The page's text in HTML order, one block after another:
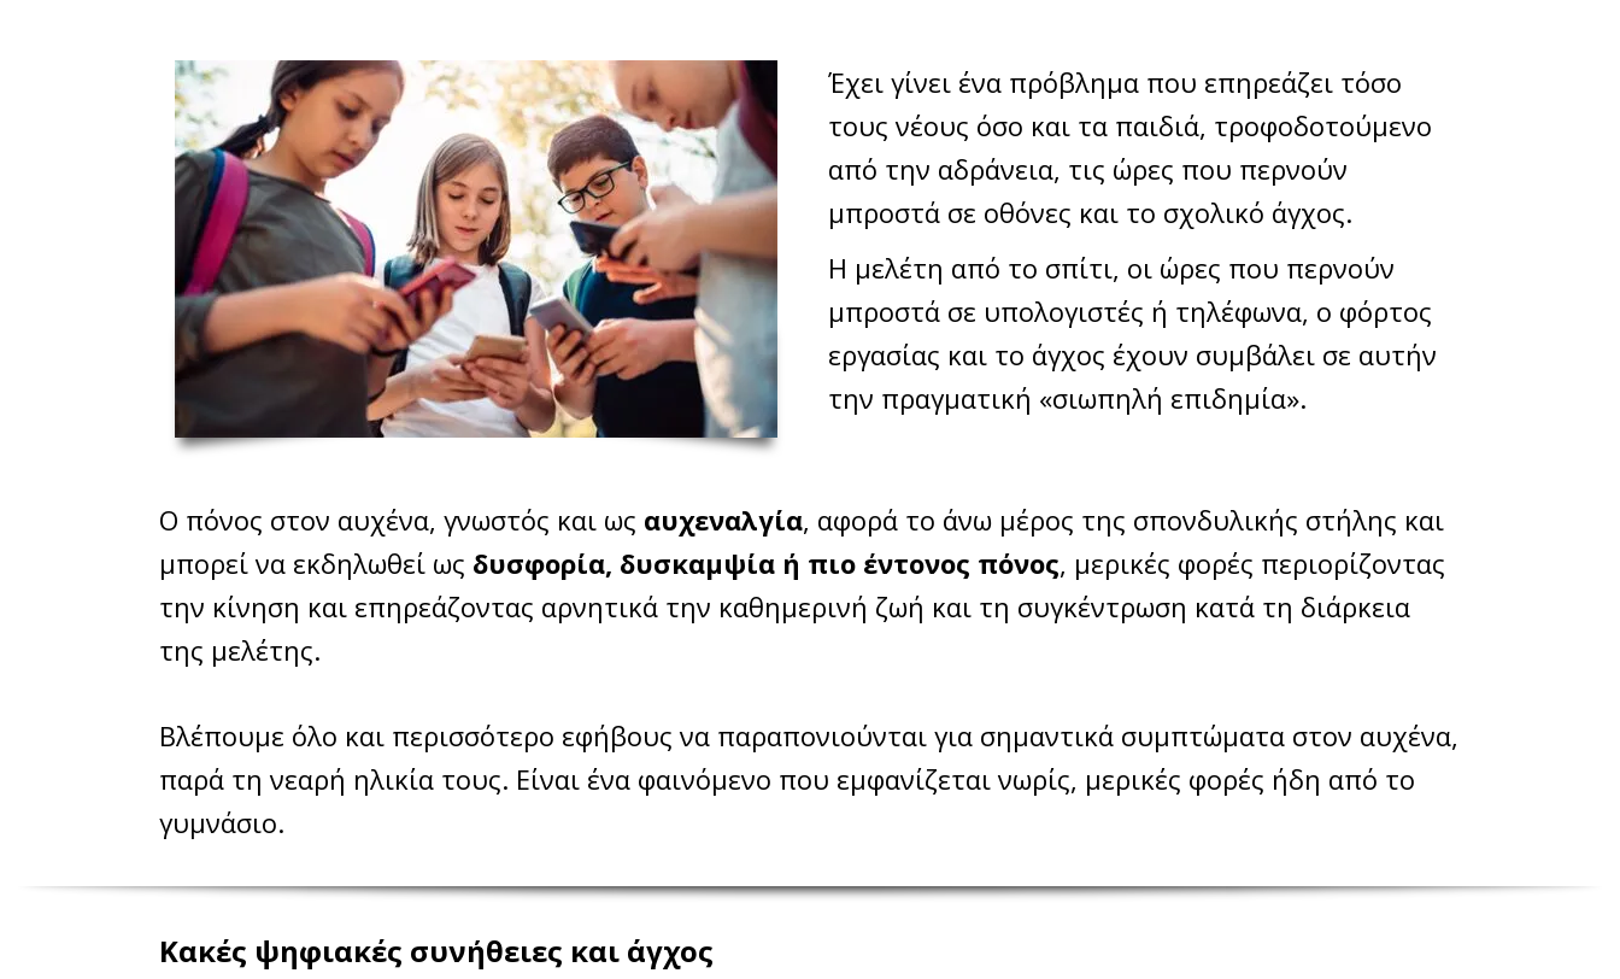
Έχει γίνει ένα πρόβλημα που επηρεάζει τόσο
τους νέους όσο και τα παιδιά, τροφοδοτούμενο
από την αδράνεια, τις ώρες που περνούν
μπροστά σε οθόνες και το σχολικό άγχος.
Η μελέτη από το σπίτι, οι ώρες που περνούν
μπροστά σε υπολογιστές ή τηλέφωνα, ο φόρτος
εργασίας και το άγχος έχουν συμβάλει σε αυτήν
την πραγματική «σιωπηλή επιδημία».
Ο πόνος στον αυχένα, γνωστός και ως αυχεναλγία, αφορά το άνω μέρος της σπονδυλικής στήλης και
μπορεί να εκδηλωθεί ως δυσφορία, δυσκαμψία ή πιο έντονος πόνος, μερικές φορές περιορίζοντας
την κίνηση και επηρεάζοντας αρνητικά την καθημερινή ζωή και τη συγκέντρωση κατά τη διάρκεια
της μελέτης.
Βλέπουμε όλο και περισσότερο εφήβους να παραπονιούνται για σημαντικά συμπτώματα στον αυχένα,
παρά τη νεαρή ηλικία τους. Είναι ένα φαινόμενο που εμφανίζεται νωρίς, μερικές φορές ήδη από το
γυμνάσιο.
Κακές ψηφιακές συνήθειες και άγχος